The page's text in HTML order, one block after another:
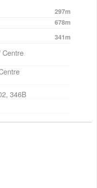
297m
678m
341m
Centre
346B